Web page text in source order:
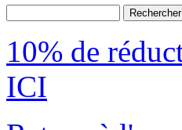
10% de
ICI